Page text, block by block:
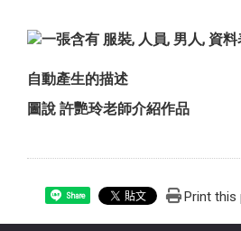
圖說 許艷玲老師介紹作品
Share Print this